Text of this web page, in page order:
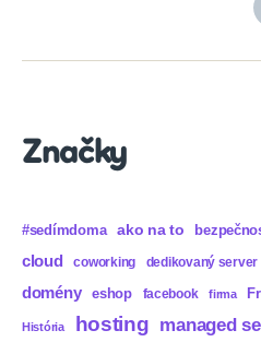
Značky
#sedímdoma ako na to
cloud coworking dedikovaný server
domény eshop facebook firma
História hosting managed